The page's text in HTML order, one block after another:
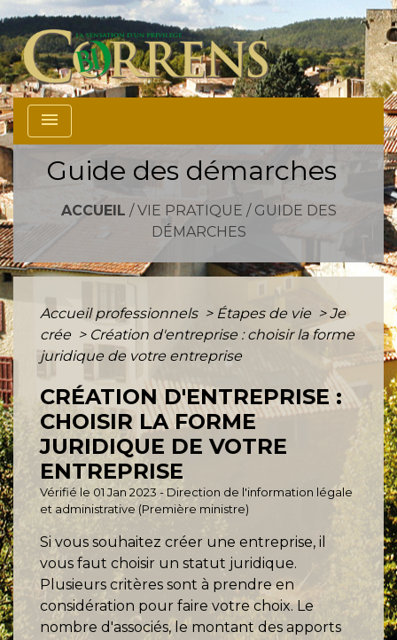
menu
Guide des démarches
ACCUEIL / VIE PRATIQUE / GUIDE DES
DÉMARCHES
Accueil professionnels > Étapes de vie > Je
crée > Création d'entreprise : choisir la forme
juridique de votre entreprise
CRÉATION D'ENTREPRISE :
CHOISIR LA FORME
JURIDIQUE DE VOTRE
ENTREPRISE
Vérifié le 01 Jan 2023 - Direction de l'information légale
et administrative (Première ministre)
Si vous souhaitez créer une entreprise, il
vous faut choisir un statut juridique.
Plusieurs critères sont à prendre en
considération pour faire votre choix. Le
nombre d'associés, le montant des apports